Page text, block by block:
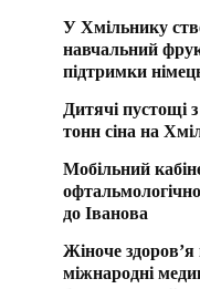
У Хмільнику
навчальний
підтримки
Дитячі пустощі
тонн сіна на
Мобільний
до Іванова
Жіноче
міжнародні